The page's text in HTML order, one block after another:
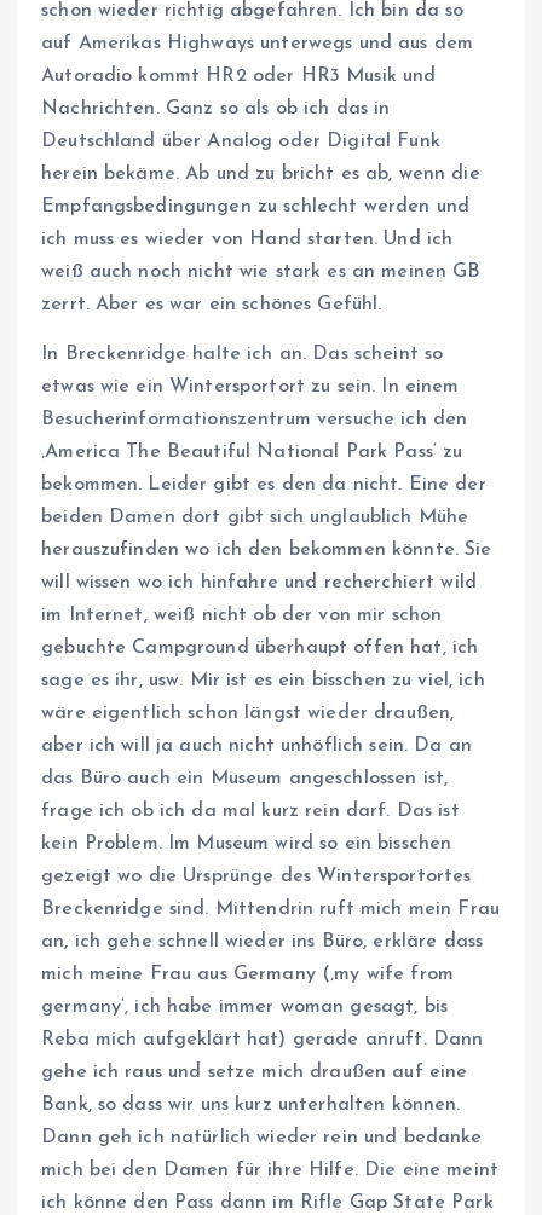
schon wieder richtig abgefahren. Ich bin da so
auf Amerikas Highways unterwegs und aus dem
Autoradio kommt HR2 oder HR3 Musik und
Nachrichten. Ganz so als ob ich das in
Deutschland über Analog oder Digital Funk
herein bekäme. Ab und zu bricht es ab, wenn die
Empfangsbedingungen zu schlecht werden und
ich muss es wieder von Hand starten. Und ich
weiß auch noch nicht wie stark es an meinen GB
zerrt. Aber es war ein schönes Gefühl.
In Breckenridge halte ich an. Das scheint so
etwas wie ein Wintersportort zu sein. In einem
Besucherinformationszentrum versuche ich den
‚America The Beautiful National Park Pass‘ zu
bekommen. Leider gibt es den da nicht. Eine der
beiden Damen dort gibt sich unglaublich Mühe
herauszufinden wo ich den bekommen könnte. Sie
will wissen wo ich hinfahre und recherchiert wild
im Internet, weiß nicht ob der von mir schon
gebuchte Campground überhaupt offen hat, ich
sage es ihr, usw. Mir ist es ein bisschen zu viel, ich
wäre eigentlich schon längst wieder draußen,
aber ich will ja auch nicht unhöflich sein. Da an
das Büro auch ein Museum angeschlossen ist,
frage ich ob ich da mal kurz rein darf. Das ist
kein Problem. Im Museum wird so ein bisschen
gezeigt wo die Ursprünge des Wintersportortes
Breckenridge sind. Mittendrin ruft mich mein Frau
an, ich gehe schnell wieder ins Büro, erkläre dass
mich meine Frau aus Germany (‚my wife from
germany‘, ich habe immer woman gesagt, bis
Reba mich aufgeklärt hat) gerade anruft. Dann
gehe ich raus und setze mich draußen auf eine
Bank, so dass wir uns kurz unterhalten können.
Dann geh ich natürlich wieder rein und bedanke
mich bei den Damen für ihre Hilfe. Die eine meint
ich könne den Pass dann im Rifle Gap State Park